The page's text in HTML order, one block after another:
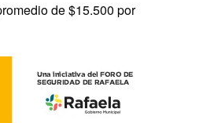
de $15.500 por